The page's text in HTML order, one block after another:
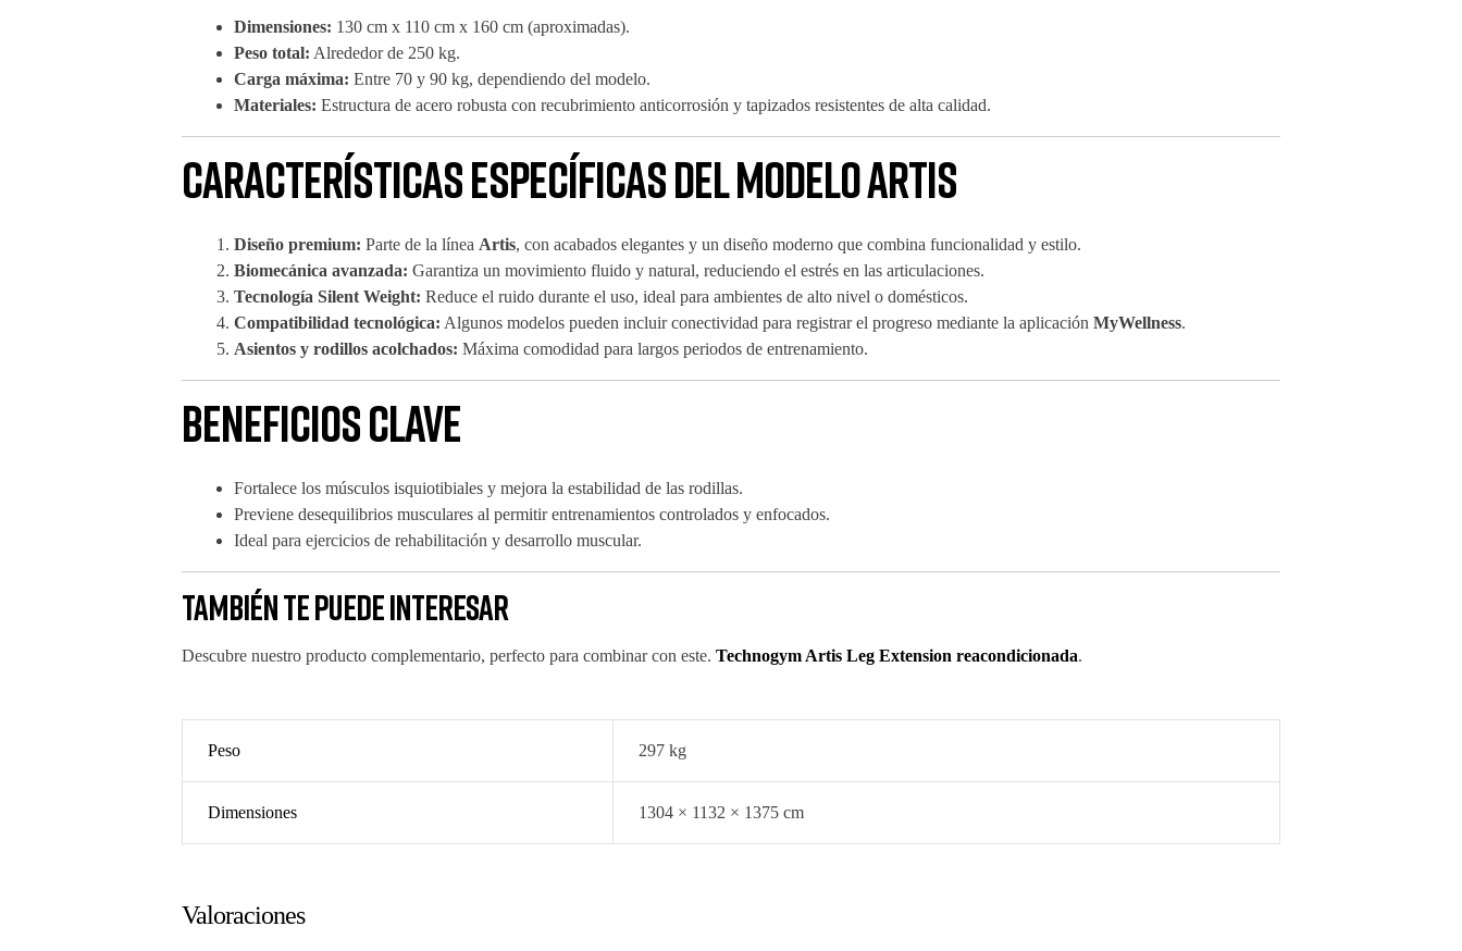
Dimensiones: 130 cm x 110 cm x 160 cm (aproximadas).
Peso total: Alrededor de 250 kg.
Carga máxima: Entre 70 y 90 kg, dependiendo del modelo.
Materiales: Estructura de acero robusta con recubrimiento anticorrosión y tapizados resistentes de alta calidad.
Características específicas del modelo Artis
Diseño premium: Parte de la línea Artis, con acabados elegantes y un diseño moderno que combina funcionalidad y estilo.
Biomecánica avanzada: Garantiza un movimiento fluido y natural, reduciendo el estrés en las articulaciones.
Tecnología Silent Weight: Reduce el ruido durante el uso, ideal para ambientes de alto nivel o domésticos.
Compatibilidad tecnológica: Algunos modelos pueden incluir conectividad para registrar el progreso mediante la aplicación MyWellness.
Asientos y rodillos acolchados: Máxima comodidad para largos periodos de entrenamiento.
Beneficios clave
Fortalece los músculos isquiotibiales y mejora la estabilidad de las rodillas.
Previene desequilibrios musculares al permitir entrenamientos controlados y enfocados.
Ideal para ejercicios de rehabilitación y desarrollo muscular.
También te puede interesar
Descubre nuestro producto complementario, perfecto para combinar con este. Technogym Artis Leg Extension reacondicionada.
Peso 297 kg
Dimensiones 1304 × 1132 × 1375 cm
Valoraciones